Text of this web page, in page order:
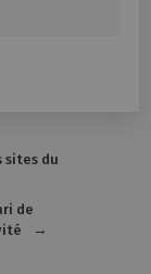
sites du
de